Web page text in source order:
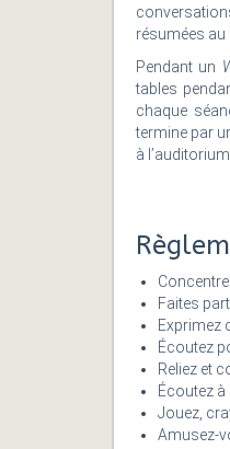
résumées au
Pendant un
tables
chaque
termine par
à
Faites
Exprimez
Écoutez
Reliez et
Écoutez
Jouez,
Amusez-